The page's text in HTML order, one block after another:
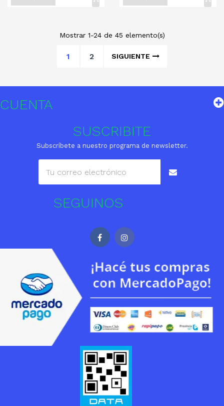
Mostrar 1-24 de 45 elemento(s)
1 2 SIGUIENTE
CUENTA
SUSCRIBITE
Subscríbete a nuestro programa de newsletter.
SEGUINOS